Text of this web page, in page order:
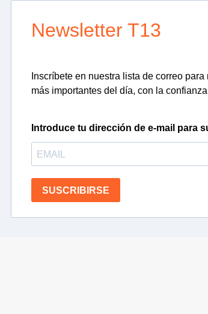
Newsletter T13
Inscríbete en nuestra lista de correo
más importantes del día, con la
Introduce tu dirección de e-mail para
SUSCRIBIRSE